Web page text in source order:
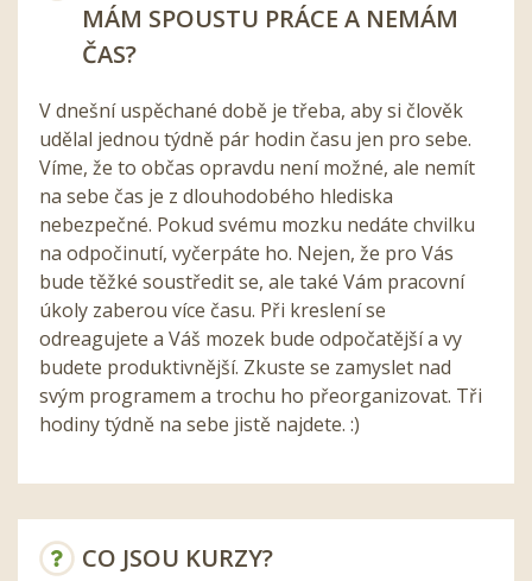
MÁM SPOUSTU PRÁCE A NEMÁM
ČAS?
V dnešní uspěchané době je třeba, aby si člověk
udělal jednou týdně pár hodin času jen pro sebe.
Víme, že to občas opravdu není možné, ale nemít
na sebe čas je z dlouhodobého hlediska
nebezpečné. Pokud svému mozku nedáte chvilku
na odpočinutí, vyčerpáte ho. Nejen, že pro Vás
bude těžké soustředit se, ale také Vám pracovní
úkoly zaberou více času. Při kreslení se
odreagujete a Váš mozek bude odpočatější a vy
budete produktivnější. Zkuste se zamyslet nad
svým programem a trochu ho přeorganizovat. Tři
hodiny týdně na sebe jistě najdete. :)
CO JSOU KURZY?